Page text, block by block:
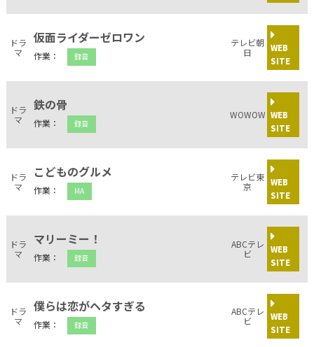
ドラ
マ
仮面ライダーゼロワン
作業： 録音
テレビ朝
日
WEB
SITE
ドラ
マ
鉄の骨
作業： 録音
WOWOW WEB
SITE
ドラ
マ
こどものグルメ
作業： MA
テレビ東
京
WEB
SITE
ドラ
マ
マリーミー！
作業： 録音
ABCテレ
ビ
WEB
SITE
ドラ
マ
僕らは恋がヘタすぎる
作業： 録音
ABCテレ
ビ
WEB
SITE